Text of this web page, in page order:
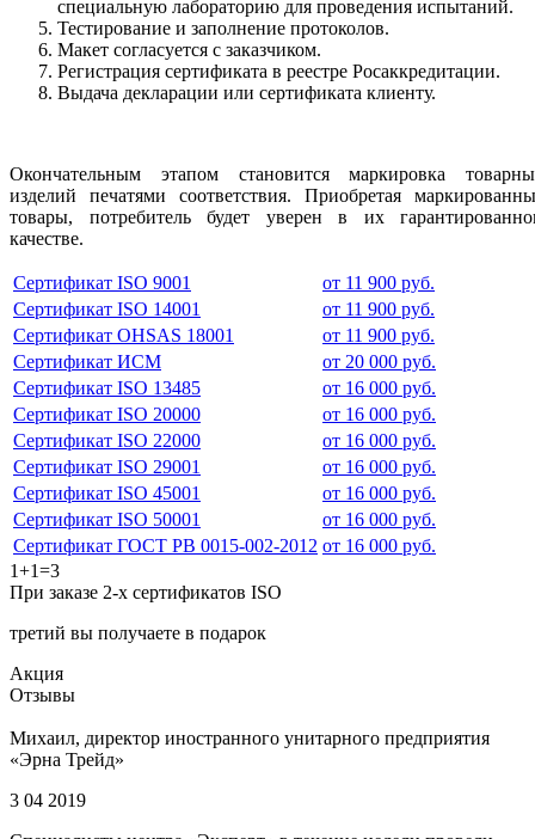
специальную лабораторию для проведения испытаний.
Тестирование и заполнение протоколов.
Макет согласуется с заказчиком.
Регистрация сертификата в реестре Росаккредитации.
Выдача декларации или сертификата клиенту.
Окончательным этапом становится маркировка
изделий печатями соответствия. Приобретая
товары, потребитель будет уверен в их
качестве.
Сертификат ISO 9001
от 11 900 руб.
Сертификат ISO 14001
от 11 900 руб.
Сертификат OHSAS 18001
от 11 900 руб.
Сертификат ИСМ
от 20 000 руб.
Сертификат ISO 13485
от 16 000 руб.
Сертификат ISO 20000
от 16 000 руб.
Сертификат ISO 22000
от 16 000 руб.
Сертификат ISO 29001
от 16 000 руб.
Сертификат ISO 45001
от 16 000 руб.
Сертификат ISO 50001
от 16 000 руб.
Сертификат ГОСТ РВ 0015-002-2012 от 16 000 руб.
1+1=3
При заказе 2-х сертификатов ISO
третий вы получаете в подарок
Акция
Отзывы
Михаил, директор иностранного унитарного предприятия
«Эрна Трейд»
3 04 2019